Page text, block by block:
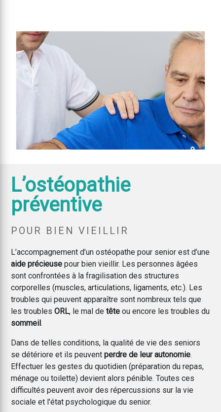
L’ostéopathie
préventive
POUR BIEN VIEILLIR
L’accompagnement d’un ostéopathe pour senior est d’une
aide précieuse pour bien vieillir. Les personnes âgées
sont confrontées à la fragilisation des structures
corporelles (muscles, articulations, ligaments, etc.). Les
troubles qui peuvent apparaître sont nombreux tels que
les troublesORL, le mal detête ou encore les troubles du
sommeil.
Dans de telles conditions, la qualité de vie des seniors
se détériore et ils peuventperdre de leur autonomie.
Effectuer les gestes du quotidien (préparation du repas,
ménage ou toilette) devient alors pénible. Toutes ces
difficultés peuvent avoir des répercussions sur la vie
sociale et l'état psychologique du senior.